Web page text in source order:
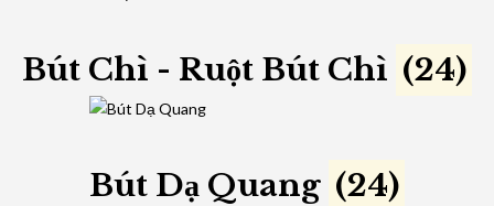
Bút Chì - Ruột Bút Chì (24)
Bút Dạ Quang (24)